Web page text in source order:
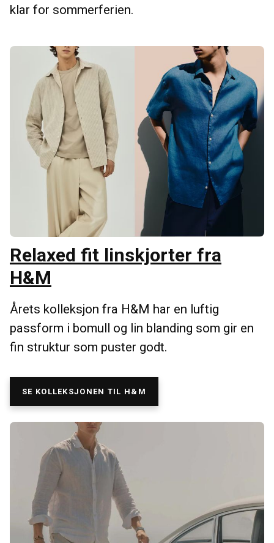
klar for sommerferien.
Relaxed fit linskjorter fra
H&M
Årets kolleksjon fra H&M har en luftig
passform i bomull og lin blanding som gir en
fin struktur som puster godt.
SE KOLLEKSJONEN TIL H&M